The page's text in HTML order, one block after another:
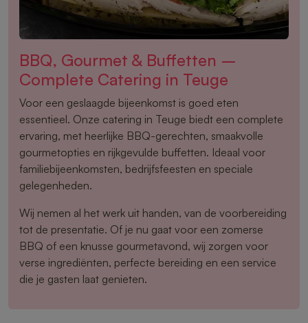
BBQ, Gourmet & Buffetten –
Complete Catering in Teuge
Voor een geslaagde bijeenkomst is goed eten
essentieel. Onze catering in Teuge biedt een complete
ervaring, met heerlijke BBQ-gerechten, smaakvolle
gourmetopties en rijkgevulde buffetten. Ideaal voor
familiebijeenkomsten, bedrijfsfeesten en speciale
gelegenheden.
Wij nemen al het werk uit handen, van de voorbereiding
tot de presentatie. Of je nu gaat voor een zomerse
BBQ of een knusse gourmetavond, wij zorgen voor
verse ingrediënten, perfecte bereiding en een service
die je gasten laat genieten.